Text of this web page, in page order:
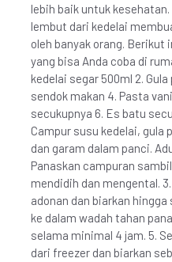
lebih baik untuk
lembut dari kedelai
oleh banyak orang. Berikut
yang bisa Anda coba di
kedelai segar 500ml 2.
sendok makan 4. Pasta
secukupnya 6. Es batu
Campur susu kedelai, gula
dan garam dalam panci.
Panaskan campuran
mendidih dan mengental.
adonan dan biarkan hingga
ke dalam wadah tahan
selama minimal 4 jam. 5.
dari freezer dan biarkan